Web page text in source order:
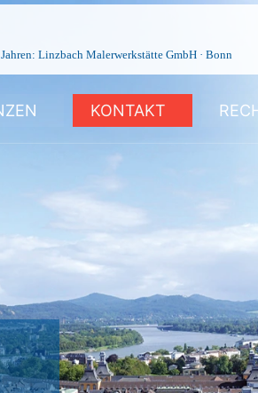
Linzbach Malerwerkstätte GmbH · Bonn
KONTAKT